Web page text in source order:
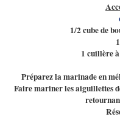
1/2 cube de
1 cuillère
Préparez la marinade en
Faire mariner les aiguillettes